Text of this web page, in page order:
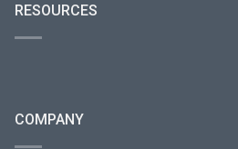
RESOURCES
COMPANY